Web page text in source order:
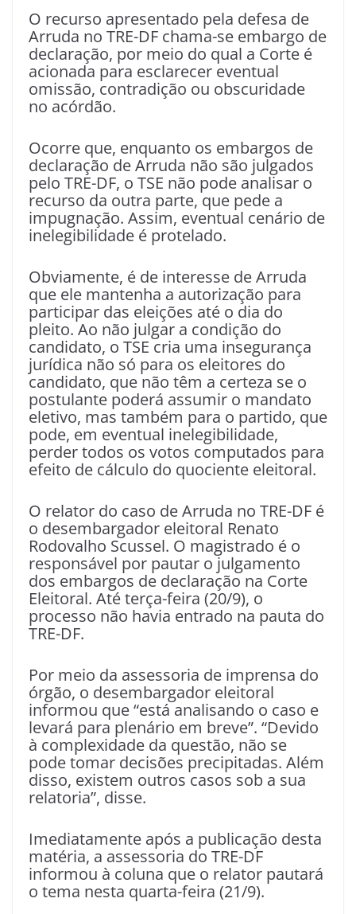
O recurso apresentado pela defesa de
Arruda no TRE-DF chama-se embargo de
declaração, por meio do qual a Corte é
acionada para esclarecer eventual
omissão, contradição ou obscuridade
no acórdão.
Ocorre que, enquanto os embargos de
declaração de Arruda não são julgados
pelo TRE-DF, o TSE não pode analisar o
recurso da outra parte, que pede a
impugnação. Assim, eventual cenário de
inelegibilidade é protelado.
Obviamente, é de interesse de Arruda
que ele mantenha a autorização para
participar das eleições até o dia do
pleito. Ao não julgar a condição do
candidato, o TSE cria uma insegurança
jurídica não só para os eleitores do
candidato, que não têm a certeza se o
postulante poderá assumir o mandato
eletivo, mas também para o partido, que
pode, em eventual inelegibilidade,
perder todos os votos computados para
efeito de cálculo do quociente eleitoral.
O relator do caso de Arruda no TRE-DF é
o desembargador eleitoral Renato
Rodovalho Scussel. O magistrado é o
responsável por pautar o julgamento
dos embargos de declaração na Corte
Eleitoral. Até terça-feira (20/9), o
processo não havia entrado na pauta do
TRE-DF.
Por meio da assessoria de imprensa do
órgão, o desembargador eleitoral
informou que “está analisando o caso e
levará para plenário em breve”. “Devido
à complexidade da questão, não se
pode tomar decisões precipitadas. Além
disso, existem outros casos sob a sua
relatoria”, disse.
Imediatamente após a publicação desta
matéria, a assessoria do TRE-DF
informou à coluna que o relator pautará
o tema nesta quarta-feira (21/9).